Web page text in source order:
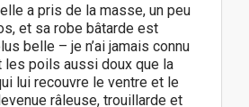
a pris de la masse, un peu
et sa robe bâtarde est
belle – je n’ai jamais connu
les poils aussi doux que la
lui recouvre le ventre et le
râleuse, trouillarde et